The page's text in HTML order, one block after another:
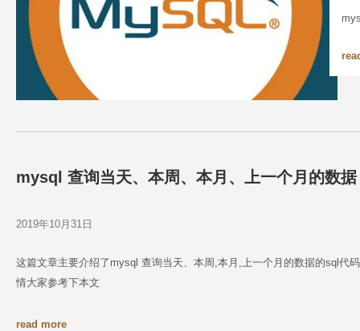
mysql 查询当天、本周、本月、上一个月的数据
2019年10月31日
这篇文章主要介绍了mysql 查询当天、本周,本月,上一个月的数据的sql代
情大家参考下本文
read more